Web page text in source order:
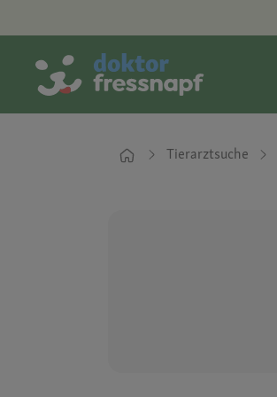
Tierarztsuche